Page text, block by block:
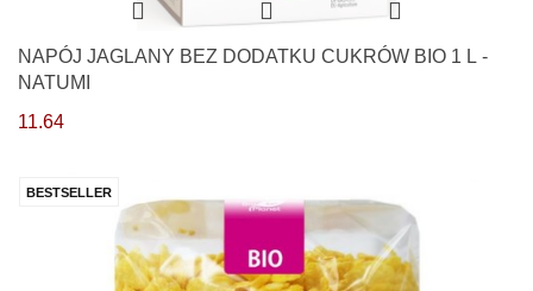
NAPÓJ JAGLANY BEZ DODATKU CUKRÓW BIO 1 L -
NATUMI
11.64
BESTSELLER